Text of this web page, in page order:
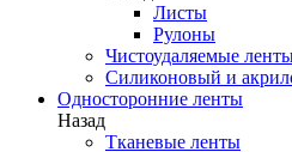
Листы
Рулоны
Чистоудаляемые
Силиконовый и
Односторонние ленты
Назад
Тканевые ленты